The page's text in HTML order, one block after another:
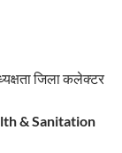
जिला कलेक्टर
& Sanitation